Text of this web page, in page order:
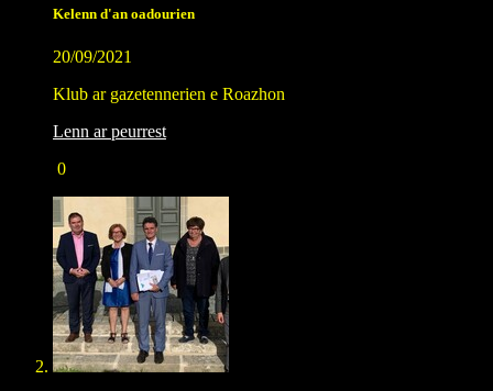
Kelenn d'an oadourien
20/09/2021
Klub ar gazetennerien e Roazhon
Lenn ar peurrest
0